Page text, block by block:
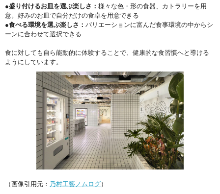
●盛り付けるお皿を選ぶ楽しさ： 様々な色・形の食器、カトラリーを用
意。好みのお皿で自分だけの食卓を用意できる
●食べる環境を選ぶ楽しさ： バリエーションに富んだ食事環境の中からシ
ーンに合わせて選択できる
食に対しても自ら能動的に体験することで、健康的な食習慣へと導ける
ようにしています。
（画像引用元： 乃村工藝ノムログ）